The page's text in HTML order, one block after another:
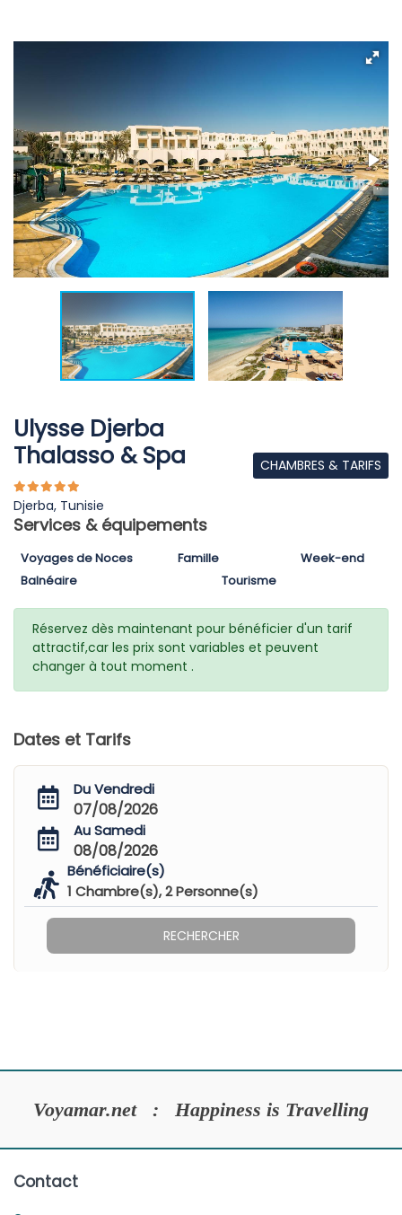
Ulysse Djerba
Thalasso & Spa
Djerba, Tunisie
CHAMBRES & TARIFS
Services & équipements
Voyages de Noces Famille
Week-end
Balnéaire
Tourisme
Réservez dès maintenant pour bénéficier d'un tarif
attractif,car les prix sont variables et peuvent
changer à tout moment .
Dates et Tarifs
Du Vendredi
07/08/2026
Au Samedi
08/08/2026
Bénéficiaire(s)
1 Chambre(s),2Personne(s)
RECHERCHER
Voyamar.net : Happiness is Travelling
Contact